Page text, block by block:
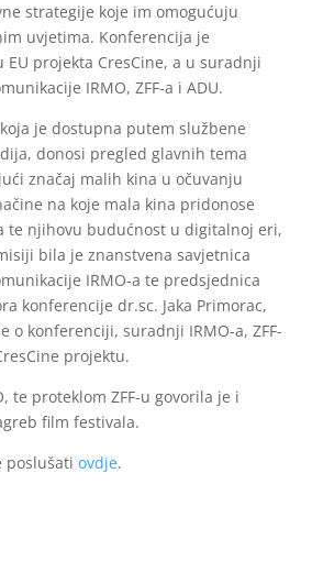
strategije koje im omogućuju
uvjetima. Konferencija je
projekta CresCine, a u suradnji
IRMO, ZFF-a i ADU.
je dostupna putem službene
donosi pregled glavnih tema
značaj malih kina u očuvanju
na koje mala kina pridonose
te njihovu budućnost u digitalnoj eri,
bila je znanstvena savjetnica
IRMO-a te predsjednica
konferencije dr.sc. Jaka Primorac,
o konferenciji, suradnji IRMO-a, ZFF-
projektu.
te proteklom ZFF-u govorila je i
film festivala.
poslušatiovdje.